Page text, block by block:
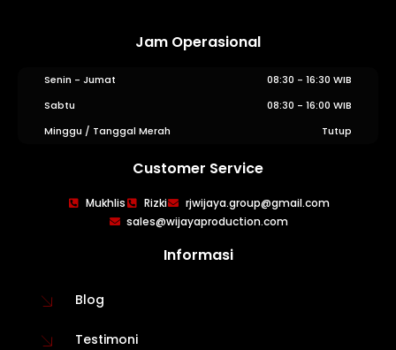
WIJAYA PRODUCTION
Jam Operasional
Senin - Jumat
08:30 - 16:30 WIB
Sabtu
08:30 - 16:00 WIB
Minggu / Tanggal Merah
Tutup
Customer Service
Mukhlis Rizki
rjwijaya.group@gmail.com
sales@wijayaproduction.com
Informasi
Blog
Testimoni